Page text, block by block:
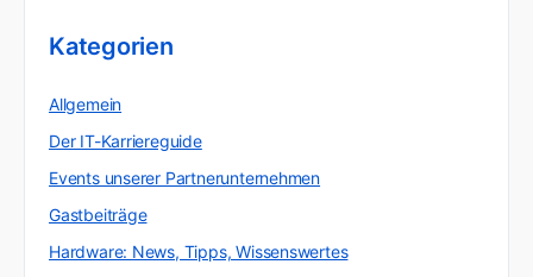
Kategorien
Allgemein
Der IT-Karriereguide
Events unserer Partnerunternehmen
Gastbeiträge
Hardware: News, Tipps, Wissenswertes